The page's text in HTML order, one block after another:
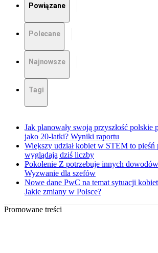
Powiązane
Polecane
Najnowsze
Tagi
Jak planowały swoją przyszłość polskie
jako 20-latki? Wyniki raportu
Większy udział kobiet w STEM to pieśń
wyglądają dziś liczby
Pokolenie Z potrzebuje innych
Wyzwanie dla szefów
Nowe dane PwC na temat sytuacji
Jakie zmiany w Polsce?
Promowane treści